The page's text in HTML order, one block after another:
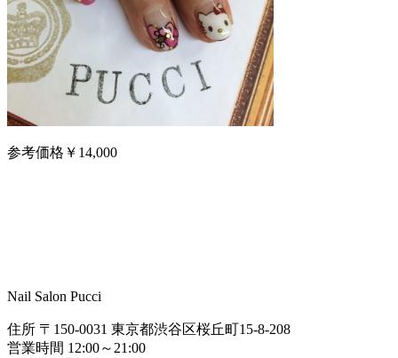
参考価格￥14,000
Nail Salon Pucci
住所 〒150-0031 東京都渋谷区桜丘町15-8-208
営業時間 12:00～21:00